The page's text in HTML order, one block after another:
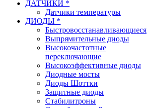
ДАТЧИКИ *
Датчики температуры
ДИОДЫ *
Быстровосстанавливающиеся
Выпрямительные диоды
Высокочастотные
переключающие
Высокоэффективные диоды
Диодные мосты
Диоды Шоттки
Защитные диоды
Стабилитроны